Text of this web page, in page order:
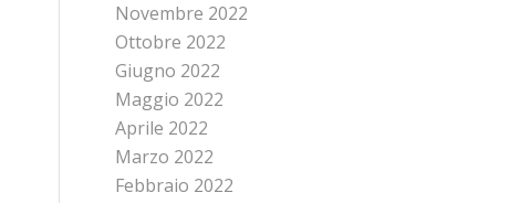
Novembre 2022
Ottobre 2022
Giugno 2022
Maggio 2022
Aprile 2022
Marzo 2022
Febbraio 2022